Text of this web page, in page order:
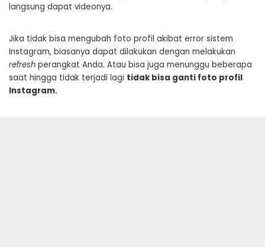
langsung dapat videonya.
Jika tidak bisa mengubah foto profil akibat error sistem
Instagram, biasanya dapat dilakukan dengan melakukan
refresh perangkat Anda. Atau bisa juga menunggu beberapa
saat hingga tidak terjadi lagi tidak bisa ganti foto profil
Instagram.